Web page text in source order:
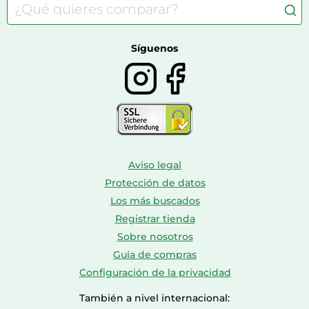
Consolas
Comida para perros
Farmacia veterinaria
Bolsos y maletas
Botas mujer
Síguenos
Aviso legal
Protección de datos
Los más buscados
Registrar tienda
Sobre nosotros
Guía de compras
Configuración de la privacidad
También a nivel internacional: